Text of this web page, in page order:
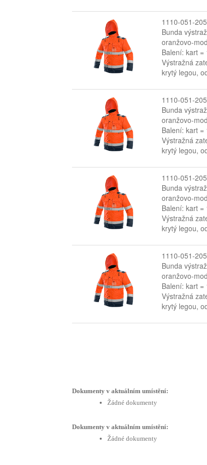
1110-051-
Bunda
oranžovo-
Balení: kart =
Výstražná
krytý legou,
1110-051-
Bunda
oranžovo-
Balení: kart =
Výstražná
krytý legou,
1110-051-
Bunda
oranžovo-
Balení: kart =
Výstražná
krytý legou,
1110-051-
Bunda
oranžovo-
Balení: kart =
Výstražná
krytý legou,
Dokumenty v aktuálním umístění:
Žádné dokumenty
Dokumenty v aktuálním umístění:
Žádné dokumenty